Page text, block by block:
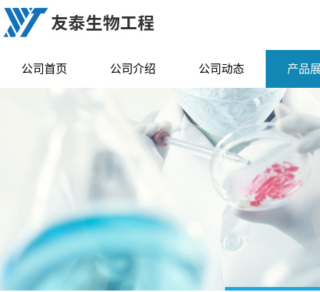
公司首页 公司介绍 公司动态 产品